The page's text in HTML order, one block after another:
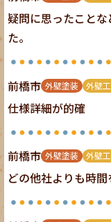
疑問に思ったこと
た。
前橋市 外壁塗装 外壁
仕様詳細が的確
前橋市 外壁塗装 外壁
どの他社よりも時